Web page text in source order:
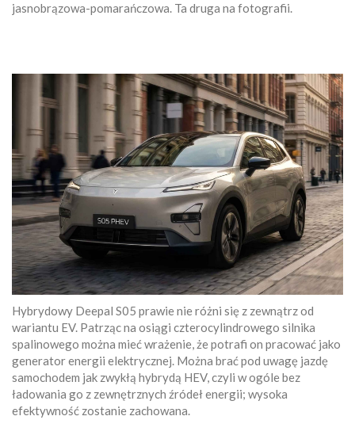
jasnobrązowa-pomarańczowa. Ta druga na fotografii.
Hybrydowy Deepal S05 prawie nie różni się z zewnątrz od
wariantu EV. Patrząc na osiągi czterocylindrowego silnika
spalinowego można mieć wrażenie, że potrafi on pracować jako
generator energii elektrycznej. Można brać pod uwagę jazdę
samochodem jak zwykłą hybrydą HEV, czyli w ogóle bez
ładowania go z zewnętrznych źródeł energii; wysoka
efektywność zostanie zachowana.